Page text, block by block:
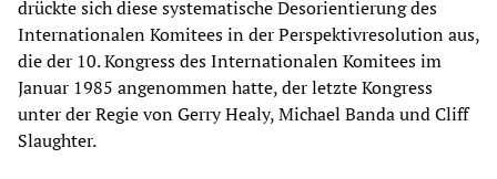
drückte sich diese systematische Desorientierung des
Internationalen Komitees in der Perspektivresolution aus,
die der 10. Kongress des Internationalen Komitees im
Januar 1985 angenommen hatte, der letzte Kongress
unter der Regie von Gerry Healy, Michael Banda und Cliff
Slaughter.